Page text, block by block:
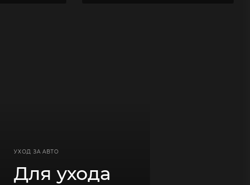
УХОД ЗА АВТО
Для ухода